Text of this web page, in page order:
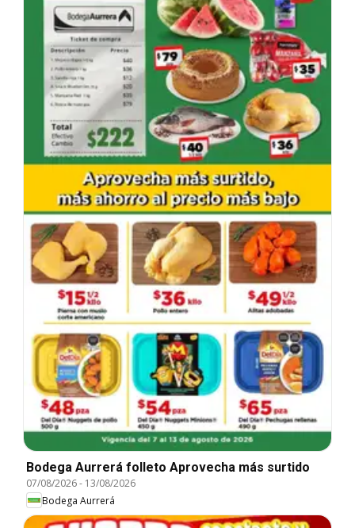
Bodega Aurrerá folleto Aprovecha más surtido
07/08/2026- 13/08/2026
Bodega Aurrerá